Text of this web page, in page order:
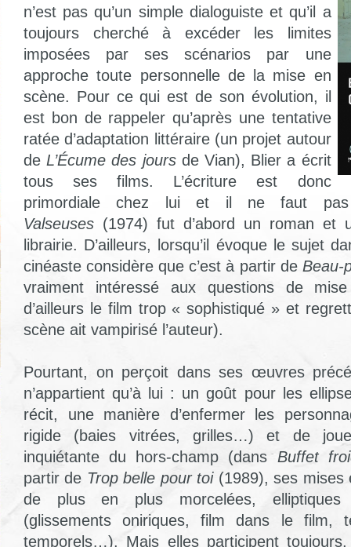
n’est pas qu’un simple dialoguiste et qu’il a
toujours cherché à excéder les limites
imposées par ses scénarios par une
approche toute personnelle de la mise en
scène. Pour ce qui est de son évolution, il
est bon de rappeler qu’après une tentative
ratée d’adaptation littéraire (un projet autour
de L’Écume des joursde Vian), Blier a écrit
tous ses films. L’écriture est donc
primordiale chez lui et il ne faut
Valseuses (1974) fut d’abord un roman et
librairie. D’ailleurs, lorsqu’il évoque le sujet
cinéaste considère que c’est à partir de Beau-
vraiment intéressé aux questions de
d’ailleurs le film trop « sophistiqué » et
scène ait vampirisé l’auteur).
Pourtant, on perçoit dans ses œuvres
n’appartient qu’à lui : un goût pour les
récit, une manière d’enfermer les
rigide (baies vitrées, grilles…) et de
inquiétante du hors-champ (dans Buffet
partir de Trop belle pour toi (1989), ses mises
de plus en plus morcelées, elliptiques
(glissements oniriques, film dans le film,
temporels…). Mais elles participent